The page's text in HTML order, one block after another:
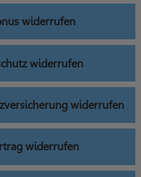
widerrufen
widerrufen
widerrufen
widerrufen